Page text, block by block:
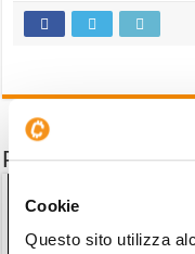
Cookie
Questo sito utilizza
Potrebbe